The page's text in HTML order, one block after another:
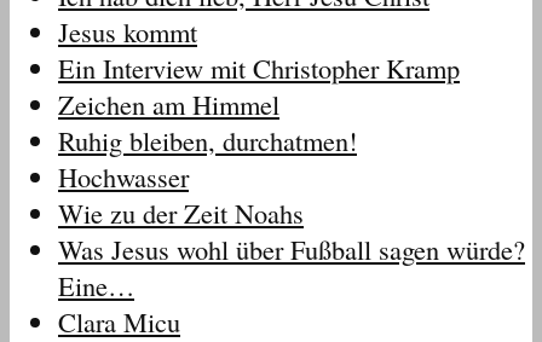
Jesus kommt
Ein Interview mit Christopher Kramp
Zeichen am Himmel
Ruhig bleiben, durchatmen!
Hochwasser
Wie zu der Zeit Noahs
Was Jesus wohl über Fußball sagen würde?
Eine…
Clara Micu